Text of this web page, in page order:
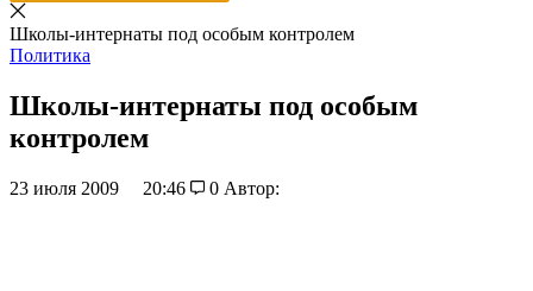
Школы-интернаты под особым контролем
Политика
Школы-интернаты под особым
контролем
23 июля 2009 20:46 0 Автор: